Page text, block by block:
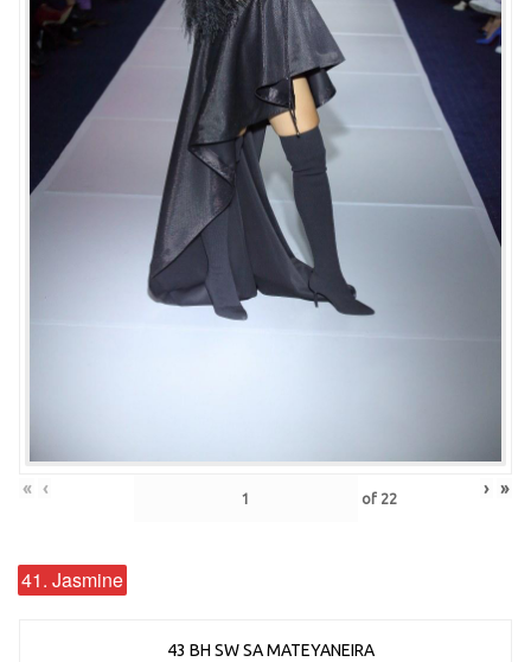
« ‹ of 22 › »
41. Jasmine
43 BH SW SA MATEYANEIRA